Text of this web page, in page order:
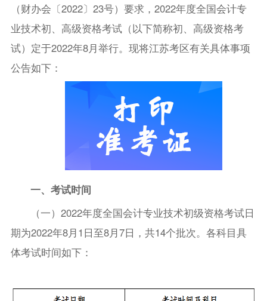
（财办会〔2022〕23号）要求，2022年度全国会计专
业技术初、高级资格考试（以下简称初、高级资格考
试）定于2022年8月举行。现将江苏考区有关具体事项
公告如下：
一、考试时间
（一）2022年度全国会计专业技术初级资格考试日
期为2022年8月1日至8月7日，共14个批次。各科目具
体考试时间如下：